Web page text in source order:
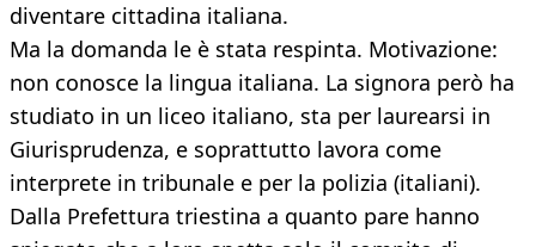
diventare cittadina italiana.
Ma la domanda le è stata respinta. Motivazione:
non conosce la lingua italiana. La signora però ha
studiato in un liceo italiano, sta per laurearsi in
Giurisprudenza, e soprattutto lavora come
interprete in tribunale e per la polizia (italiani).
Dalla Prefettura triestina a quanto pare hanno